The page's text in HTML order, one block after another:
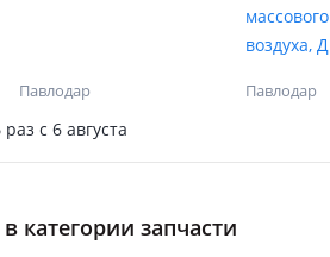
Павлодар
воздуха,
Павлодар
раз c 6 августа
категории запчасти